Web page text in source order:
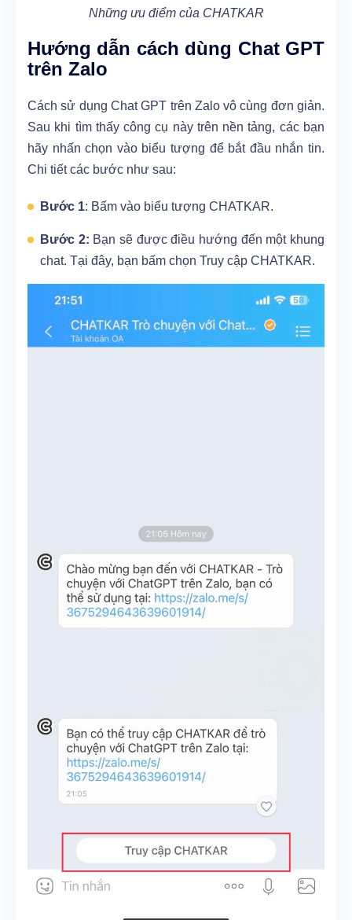
Những ưu điểm của CHATKAR
Hướng dẫn cách dùng Chat GPT
trên Zalo
Cách sử dụng Chat GPT trên Zalo vô cùng đơn giản.
Sau khi tìm thấy công cụ này trên nền tảng, các bạn
hãy nhấn chọn vào biểu tượng để bắt đầu nhắn tin.
Chi tiết các bước như sau:
Bước 1: Bấm vào biểu tượng CHATKAR.
Bước 2: Bạn sẽ được điều hướng đến một khung
chat. Tại đây, bạn bấm chọn Truy cập CHATKAR.